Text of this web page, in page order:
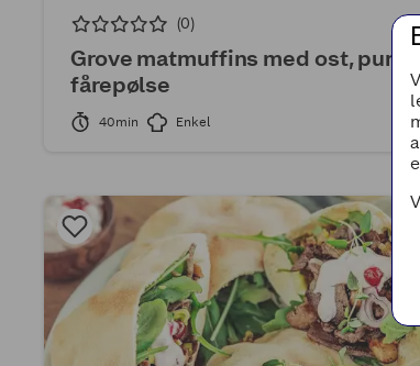
(0)
Grove matmuffins med ost, purre
fårepølse
40min Enkel